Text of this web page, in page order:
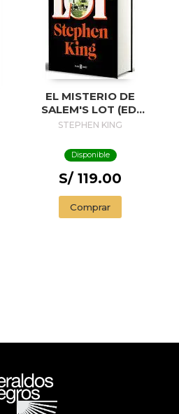
EL MISTERIO DE
SALEM'S LOT (ED.
50 ANIVERSARIO) /
STEPHEN KING
Disponible
S/ 119.00
Comprar